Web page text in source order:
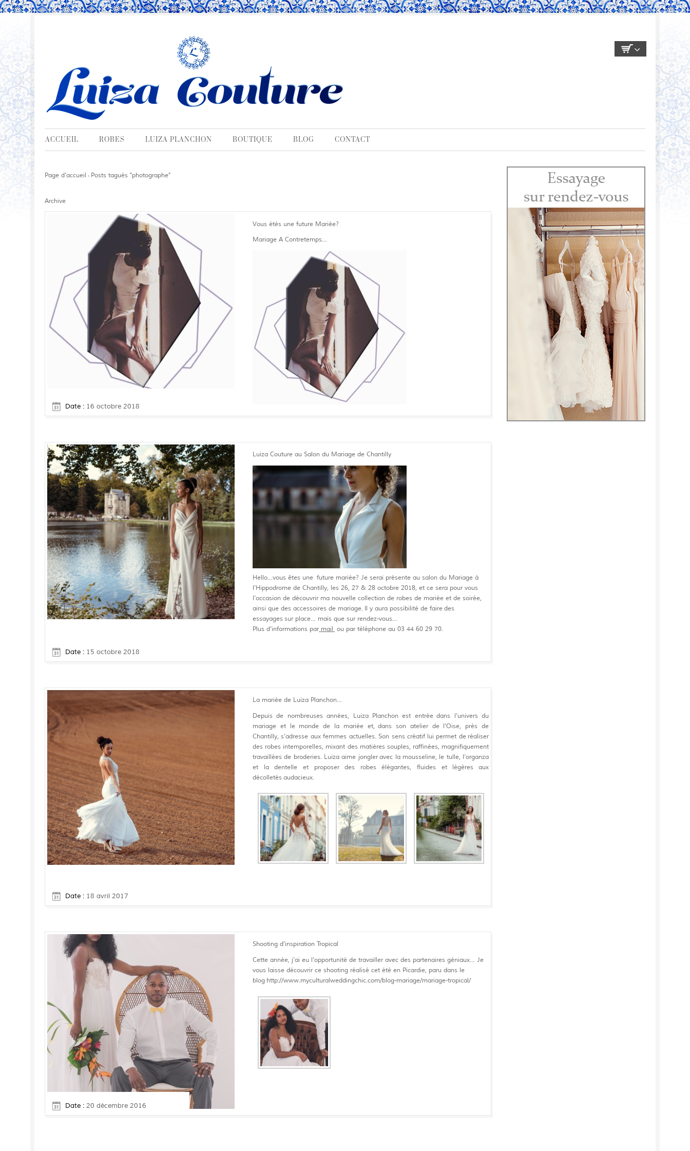
ACCUEIL ROBES LUIZA PLANCHON BOUTIQUE BLOG CONTACT
Page d'accueil › Posts tagués "photographe"
Archive
Vous étés une future Mariée?
Mariage A Contretemps…
Date : 16 octobre 2018
Luiza Couture au Salon du Mariage de Chantilly
Hello…vous êtes une future mariée? Je serai présente au salon du Mariage à
l’Hippodrome de Chantilly, les 26, 27 & 28 octobre 2018, et ce sera pour vous
l’occasion de découvrir ma nouvelle collection de robes de mariée et de soirée,
ainsi que des accessoires de mariage. Il y aura possibilité de faire des
essayages sur place… mais que sur rendez-vous…
Plus d’informations parmail ou par téléphone au 03 44 60 29 70.
Date : 15 octobre 2018
La mariée de Luiza Planchon…
Depuis de nombreuses années, Luiza Planchon est entrée dans l’univers du
mariage et le monde de la mariée et, dans son atelier de l’Oise, près de
Chantilly, s’adresse aux femmes actuelles. Son sens créatif lui permet de réaliser
des robes intemporelles, mixant des matières souples, raffinées, magnifiquement
travaillées de broderies. Luiza aime jongler avec la mousseline, le tulle, l’organza
et la dentelle et proposer des robes élégantes, fluides et légères aux
décolletés audacieux.
Date : 18 avril 2017
Shooting d’inspiration Tropical
Cette année, j’ai eu l’opportunité de travailler avec des partenaires géniaux… Je
vous laisse découvrir ce shooting réalisé cet été en Picardie, paru dans le
blog http://www.myculturalweddingchic.com/blog-mariage/mariage-tropical/
Date : 20 décembre 2016